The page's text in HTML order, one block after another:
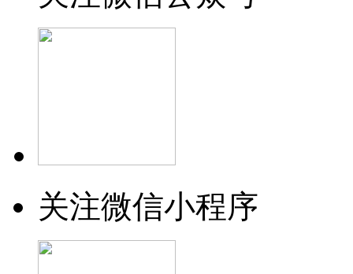
关注微信小程序